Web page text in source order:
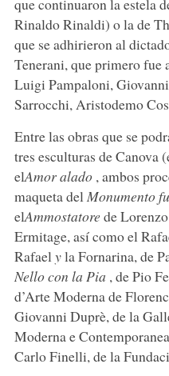
Rinaldo Rinaldi) o la de
que se adhirieron al
Tenerani, que primero fue
Luigi Pampaloni,
Sarrocchi, Aristodemo
Entre las obras que se
tres esculturas de Canova
elAmor alado , ambos
maqueta del Monumento
elAmmostatorede
Ermitage, así como el
Rafael yla Fornarina, de
Nello con la Pia , de Pio
d’Arte Moderna de
Giovanni Duprè, de la
Moderna e
Carlo Finelli, de la